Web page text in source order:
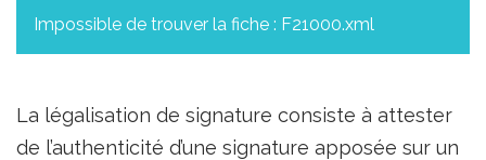
Impossible de trouver la fiche : F21000.xml
La légalisation de signature consiste à attester
de l’authenticité d’une signature apposée sur un